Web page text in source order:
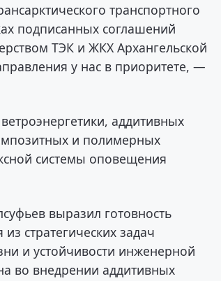
транспортного
подписанных соглашений
ТЭК и ЖКХ Архангельской
у нас в приоритете, —
аддитивных
и полимерных
системы оповещения
выразил готовность
стратегических задач
и устойчивости инженерной
во внедрении аддитивных